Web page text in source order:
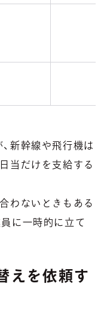
新幹線や飛行機は
当だけを支給する
わないときもある
に一時的に立て
えを依頼す